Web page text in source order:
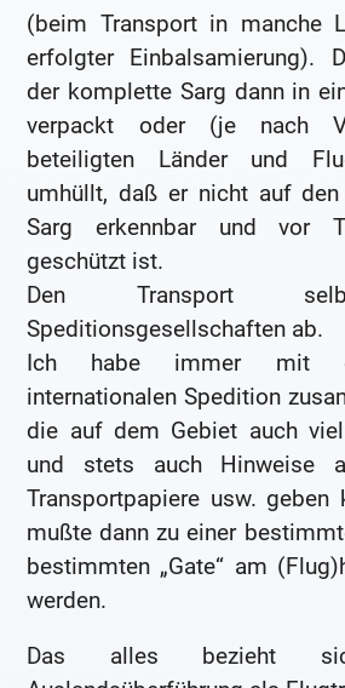
(beim Transport in manche
erfolgter Einbalsamierung).
der komplette Sarg dann in
verpackt oder (je nach
beteiligten Länder und
umhüllt, daß er nicht auf
Sarg erkennbar und vor
geschützt ist.
Den Transport
Speditionsgesellschaften ab.
Ich habe immer mit
internationalen Spedition
die auf dem Gebiet auch
und stets auch Hinweise
Transportpapiere usw. geben
mußte dann zu einer
bestimmten „Gate“ am
werden.
Das alles bezieht